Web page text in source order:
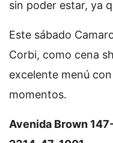
sin poder estar, ya
Este sábado
Corbi, como cena
excelente menú
momentos.
Avenida Brown